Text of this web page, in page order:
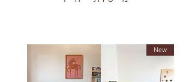
New